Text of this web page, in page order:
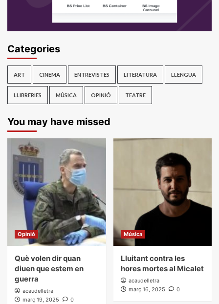
Categories
ART CINEMA ENTREVISTES LITERATURA LLENGUA
LLIBRERIES MÚSICA OPINIÓ TEATRE
You may have missed
Opinió
Què volen dir quan
diuen que estem en
guerra
acaudelletra
març 19, 2025
0
Música
Lluitant contra les
hores mortes al Micalet
acaudelletra
març 16, 2025
0